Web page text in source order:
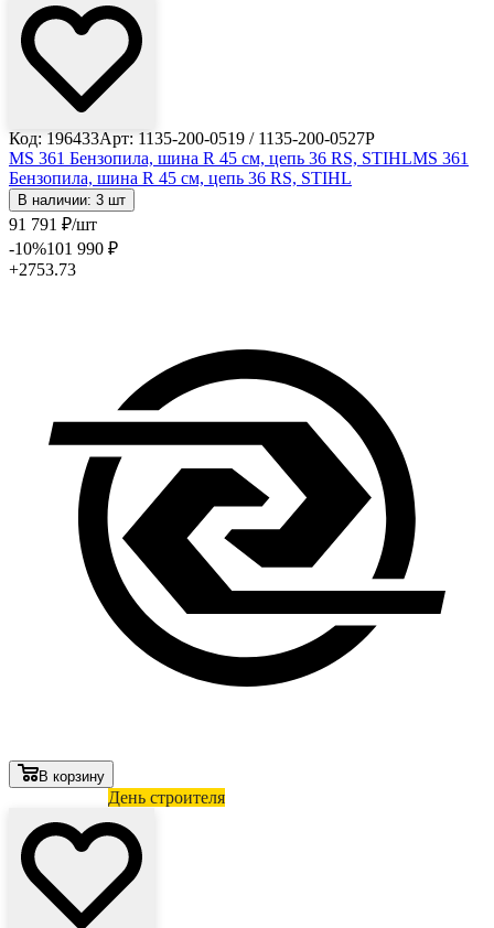
Код: 196433Арт: 1135-200-0519 / 1135-200-0527P
MS 361 Бензопила, шина R 45 см, цепь 36 RS, STIHLMS 361
Бензопила, шина R 45 см, цепь 36 RS, STIHL
В наличии: 3 шт
91 791 ₽/шт
-10%101 990 ₽
+2753.73
В корзину
День строителя